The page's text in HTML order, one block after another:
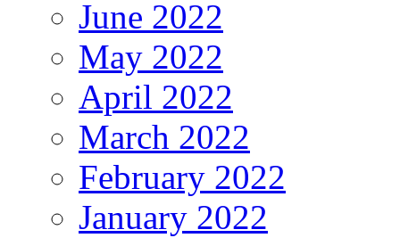
June 2022
May 2022
April 2022
March 2022
February 2022
January 2022